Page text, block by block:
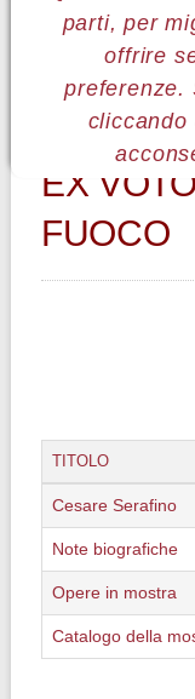
parti, per
offrire
preferenze.
cliccando
Sei qui: Home
18 Cesare
EX
FUOCO
TITOLO
Cesare Serafino
Note biografiche
Opere in mostra
Catalogo della